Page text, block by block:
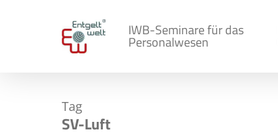
IWB-Seminare für das
Personalwesen
Tag
SV-Luft